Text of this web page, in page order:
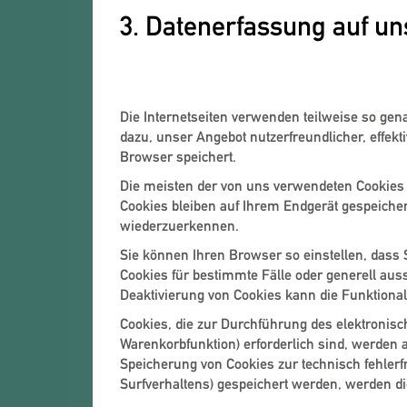
3. Datenerfassung auf
Die Internetseiten verwenden teilweise so
dazu, unser Angebot nutzerfreundlicher,
Browser speichert.
Die meisten der von uns verwendeten
Cookies bleiben auf Ihrem Endgerät
wiederzuerkennen.
Sie können Ihren Browser so einstellen, dass
Cookies für bestimmte Fälle oder generell
Deaktivierung von Cookies kann die
Cookies, die zur Durchführung des
Warenkorbfunktion) erforderlich sind, werden
Speicherung von Cookies zur technisch
Surfverhaltens) gespeichert werden, werden